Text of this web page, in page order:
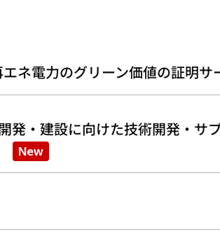
ネ電力のグリーン価値の証明
発・建設に向けた技術開発・サ
New